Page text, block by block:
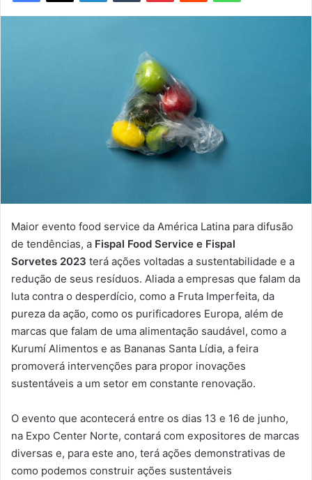
Maior evento food service da América Latina para difusão
de tendências, a Fispal Food Service e Fispal
Sorvetes 2023 terá ações voltadas a sustentabilidade e a
redução de seus resíduos. Aliada a empresas que falam da
luta contra o desperdício, como a Fruta Imperfeita, da
pureza da ação, como os purificadores Europa, além de
marcas que falam de uma alimentação saudável, como a
Kurumí Alimentos e as Bananas Santa Lídia, a feira
promoverá intervenções para propor inovações
sustentáveis a um setor em constante renovação.
O evento que acontecerá entre os dias 13 e 16 de junho,
na Expo Center Norte, contará com expositores de marcas
diversas e, para este ano, terá ações demonstrativas de
como podemos construir ações sustentáveis